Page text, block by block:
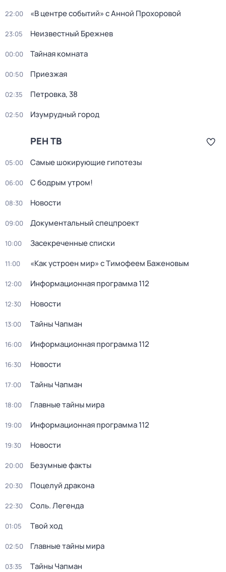
22:00 «В центре событий» с Анной Прохоровой
23:05 Неизвестный Брежнев
00:00 Тайная комната
00:50 Приезжая
02:35 Петровка, 38
02:50 Изумрудный город
РЕН ТВ
05:00 Самые шoкиpующие гипотезы
06:00 С бодрым утром!
08:30 Новости
09:00 Документальный спецпроект
10:00 Заcекрeченные списки
11:00 «Как устроен мир» с Тимофеем Баженовым
12:00 Информационная программа 112
12:30 Новости
13:00 Тaйны Чапман
16:00 Информационная программа 112
16:30 Новости
17:00 Тaйны Чапман
18:00 Главные тайны мира
19:00 Информационная программа 112
19:30 Новости
20:00 Безумные факты
20:30 Поцелуй дракона
22:30 Соль. Легенда
01:05 Твой ход
02:50 Главные тайны мира
03:35 Тaйны Чапман